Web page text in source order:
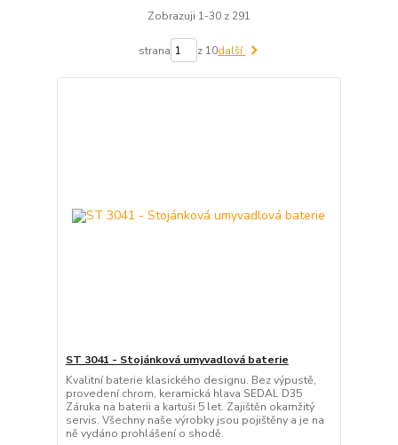
Zobrazuji 1-30 z 291
strana z 10další
ST 3041 - Stojánková umyvadlová baterie
Kvalitní baterie klasického designu. Bez výpustě,
provedení chrom, keramická hlava SEDAL D35
Záruka na baterii a kartuši 5 let. Zajištěn okamžitý
servis. Všechny naše výrobky jsou pojištěny a je na
ně vydáno prohlášení o shodě.